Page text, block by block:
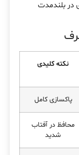
در بلندمدت
نکته کلیدی
پاکسازی کامل
محافظ در آفتاب
شدید